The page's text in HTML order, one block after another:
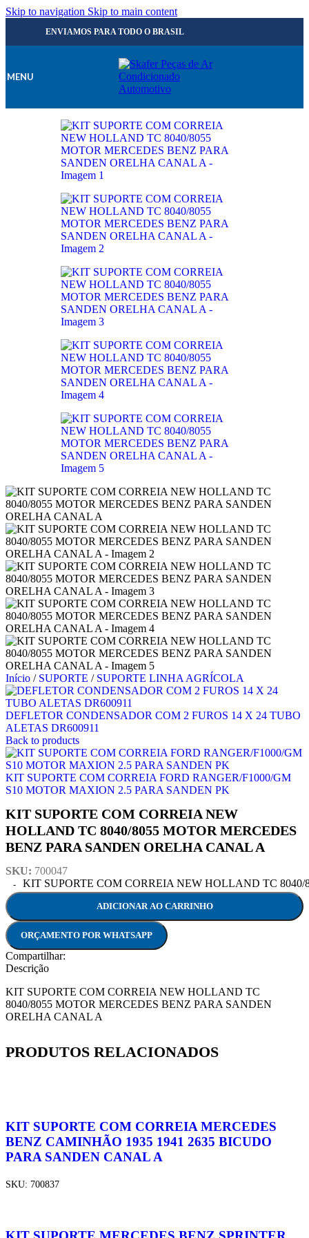
Skip to navigation Skip to main content
ENVIAMOS PARA TODO O BRASIL
MENU
Início / SUPORTE / SUPORTE LINHA AGRÍCOLA
DEFLETOR CONDENSADOR COM 2 FUROS 14 X 24 TUBO
ALETAS DR600911
Back to products
KIT SUPORTE COM CORREIA FORD RANGER/F1000/GM
S10 MOTOR MAXION 2.5 PARA SANDEN PK
KIT SUPORTE COM CORREIA NEW
HOLLAND TC 8040/8055 MOTOR MERCEDES
BENZ PARA SANDEN ORELHA CANAL A
SKU: 700047
KIT SUPORTE COM CORREIA NEW HOLLAND TC
ADICIONAR AO CARRINHO
ORÇAMENTO POR WHATSAPP
Compartilhar:
Descrição
KIT SUPORTE COM CORREIA NEW HOLLAND TC
8040/8055 MOTOR MERCEDES BENZ PARA SANDEN
ORELHA CANAL A
PRODUTOS RELACIONADOS
KIT SUPORTE COM CORREIA MERCEDES
BENZ CAMINHÃO 1935 1941 2635 BICUDO
PARA SANDEN CANAL A
SKU: 700837